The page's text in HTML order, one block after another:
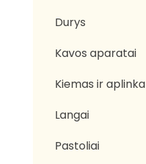
Durys
Kavos aparatai
Kiemas ir aplinka
Langai
Pastoliai